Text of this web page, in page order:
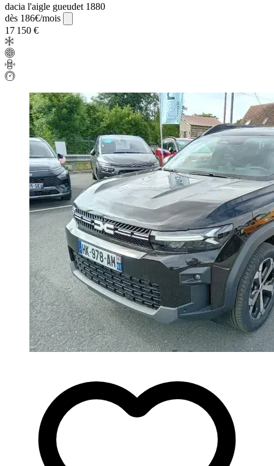
dacia l'aigle gueudet 1880
dès 186€/mois
17 150 €